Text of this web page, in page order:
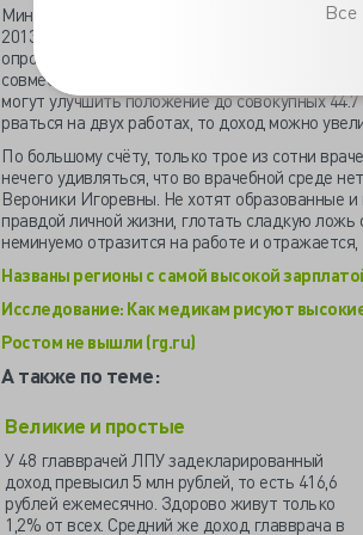
Минздрав отметил и тенденцию к снижению
2013 годах до 1.43 в 2015 году.
опросам доктора предпочитают
совместителей сегодня осталось едва 10%
могут улучшить положение до совокупных
рваться на двух работах, то доход можно
По большому счёту, только трое из сотни
нечего удивляться, что во врачебной среде
Вероники Игоревны. Не хотят образованные
правдой личной жизни, глотать сладкую
неминуемо отразится на работе и
Названы регионы с самой высокой
Исследование: Как медикам рисуют
Ростом не вышли (rg.ru)
А также по теме:
Великие и простые
У 48 главврачей ЛПУ задекларированный
доход превысил 5 млн рублей, то есть 416,6
рублей ежемесячно. Здорово живут только
1,2% от всех. Средний же доход главврача в